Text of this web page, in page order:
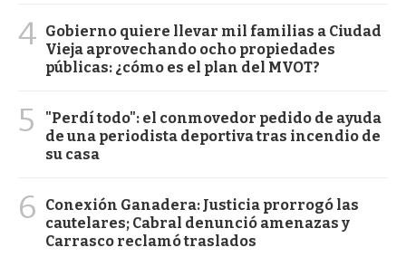
4 Gobierno quiere llevar mil familias a Ciudad
Vieja aprovechando ocho propiedades
públicas: ¿cómo es el plan del MVOT?
5
"Perdí todo": el conmovedor pedido de ayuda
de una periodista deportiva tras incendio de
su casa
6
Conexión Ganadera: Justicia prorrogó las
cautelares; Cabral denunció amenazas y
Carrasco reclamó traslados